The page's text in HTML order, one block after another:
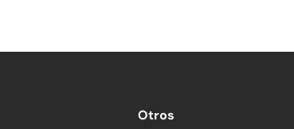
Otros